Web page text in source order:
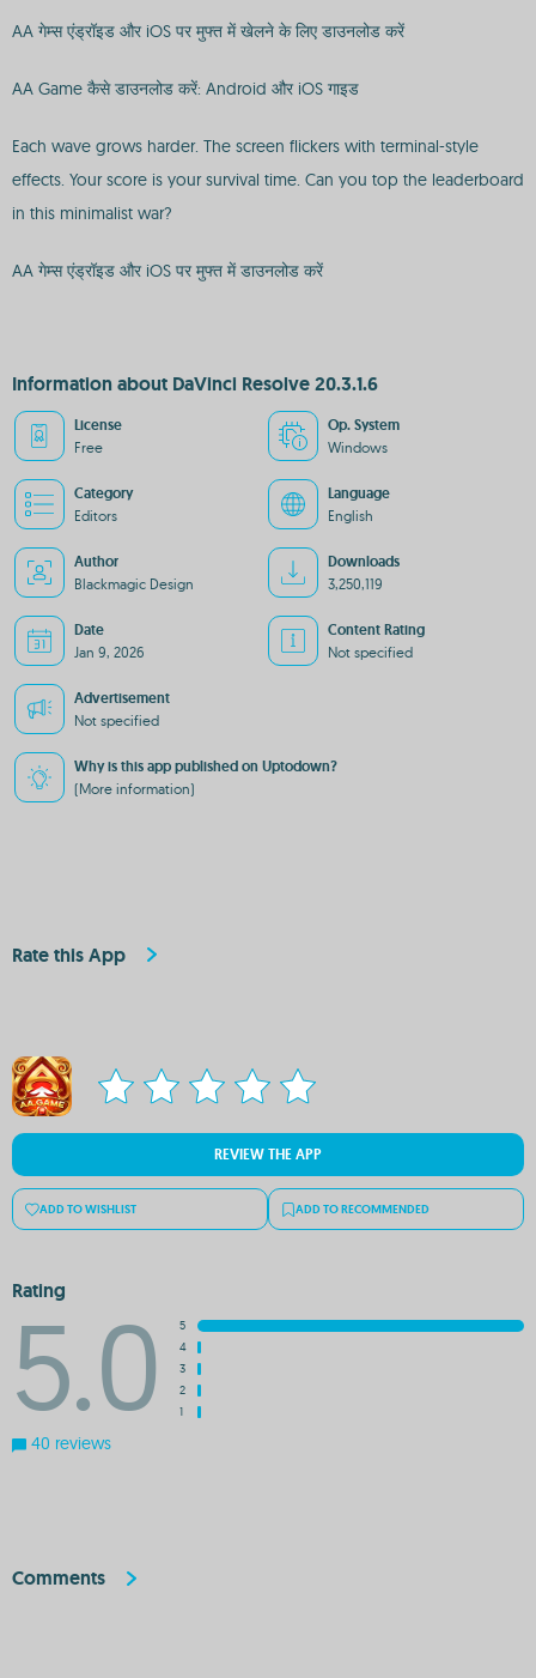
AA गेम्स एंड्रॉइड और iOS पर मुफ्त में खेलने के लिए डाउनलोड करें
AA Game कैसे डाउनलोड करें: Android और iOS गाइड
Each wave grows harder. The screen flickers with terminal-style
effects. Your score is your survival time. Can you top the leaderboard
in this minimalist war?
AA गेम्स एंड्रॉइड और iOS पर मुफ्त में डाउनलोड करें
Information about DaVinci Resolve 20.3.1.6
License
Free
Op. System
Windows
Category
Editors
Language
English
Author
Blackmagic Design
Downloads
3,250,119
Date
Jan 9, 2026
Content Rating
Not specified
Advertisement
Not specified
Why is this app published on Uptodown?
(More information)
Rate this App
REVIEW THE APP
ADD TO WISHLIST ADD TO RECOMMENDED
Rating
5.0
5
4
3
2
1
40 reviews
Comments